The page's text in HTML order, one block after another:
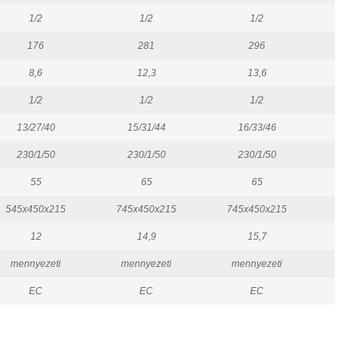
1/2 1/2 1/2
176 281 296
8,6 12,3 13,6
1/2 1/2 1/2
13/27/40 15/31/44 16/33/46
230/1/50 230/1/50 230/1/50
55 65 65
545x450x215 745x450x215 745x450x215
12 14,9 15,7
mennyezeti mennyezeti mennyezeti
EC EC EC